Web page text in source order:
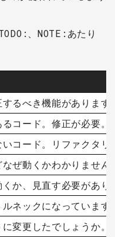
、NOTE:あたり
るべき機能があります
コード。修正が必要。
コード。リファクタリ
ぜ動くかわかりません
か、見直す必要があり
ネックになっていま
変更したでしょうか。